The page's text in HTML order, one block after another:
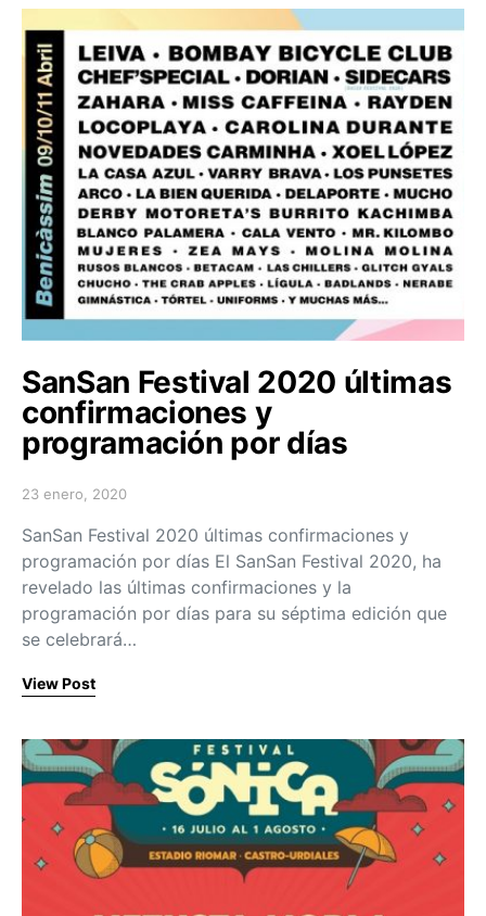
SanSan Festival 2020 últimas
confirmaciones y
programación por días
Posted on
23 enero, 2020
SanSan Festival 2020 últimas confirmaciones y
programación por días El SanSan Festival 2020, ha
revelado las últimas confirmaciones y la
programación por días para su séptima edición que
se celebrará…
View Post